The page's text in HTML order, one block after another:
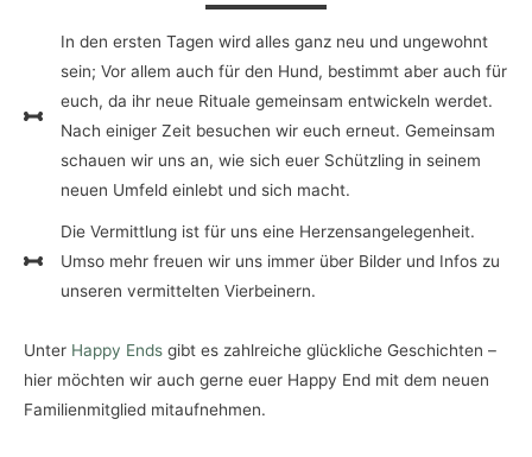
In den ersten Tagen wird alles ganz neu und ungewohnt
sein; Vor allem auch für den Hund, bestimmt aber auch für
euch, da ihr neue Rituale gemeinsam entwickeln werdet.
Nach einiger Zeit besuchen wir euch erneut. Gemeinsam
schauen wir uns an, wie sich euer Schützling in seinem
neuen Umfeld einlebt und sich macht.
Die Vermittlung ist für uns eine Herzensangelegenheit.
Umso mehr freuen wir uns immer über Bilder und Infos zu
unseren vermittelten Vierbeinern.
Unter Happy Ends gibt es zahlreiche glückliche Geschichten –
hier möchten wir auch gerne euer Happy End mit dem neuen
Familienmitglied mitaufnehmen.